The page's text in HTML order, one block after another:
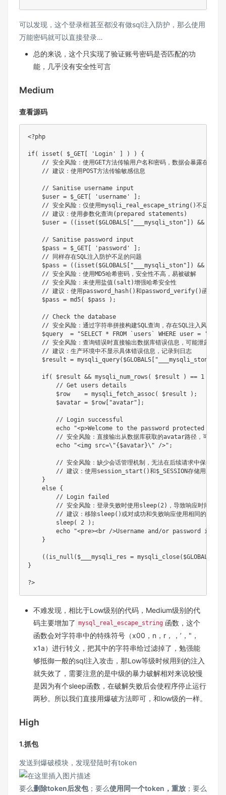
可以发现，这个登录框甚至都没有做sql注入防护，那么使用
万能密码就可以直接登录…
总的来说，这个只实现了验证账号密码是否匹配的功
能，几乎没有安全性可言
Medium
查看源码
<?php
if( isset ( $_GET [ 'Login' ] ) )
{
// 安全风险：使用GET方法传输用户名和密码，数据会暴露在URL
// 建议：使用POST方法传输敏感信息
// Sanitise username input
$user = $_GET [ 'username' ] ;
// 安全风险：仅使用mysqli_real_escape_string()不足以完全
// 建议：使用参数化查询(prepared statements)
$user = ( ( isset ( $GLOBALS [ "___mysqli_ston" ] ) &&
// Sanitise password input
$pass = $_GET [ 'password' ] ;
// 同样存在SQL注入防护不足的问题
$pass = ( ( isset ( $GLOBALS [ "___mysqli_ston" ] ) &&
// 安全风险：使用MD5哈希密码，安全性不高，易被破解
// 安全风险：未使用盐值(salt)增强哈希安全性
// 建议：使用password_hash()和password_verify()函数
$pass = md5( $pass ) ;
// Check the database
// 安全风险：通过字符串拼接构建SQL查询，存在SQL注入风险
$query
= "SELECT * FROM `users` WHERE user = '
// 安全风险：查询错误时直接输出数据库错误信息，可能泄露敏感
// 建议：生产环境中不显示具体错误信息，记录到日志
$result = mysqli_query( $GLOBALS [ "___mysqli_ston"
if( $result && mysqli_num_rows ( $result ) == 1
// Get users details
$row
= mysqli_fetch_assoc( $result ) ;
$avatar = $row [ "avatar" ] ;
// Login successful
echo
"<p>Welcome to the password protected area
// 安全风险：直接输出从数据库获取的avatar路径，可能存在
echo
"<img src=\"{$avatar}\" />" ;
// 安全风险：缺少会话管理机制，无法在后续请求中保持身份
// 建议：使用session_start()和$_SESSION存储用户认证
}
else {
// Login failed
// 安全风险：登录失败时使用sleep(2)，导致响应时间差异
// 建议：移除sleep()或对成功和失败响应使用相同的延迟处
sleep( 2 ) ;
echo
"<pre><br />Username and/or password
}
( ( is_null ( $___mysqli_res = mysqli_close( $GLOBALS
}
?>
不难发现，相比于Low级别的代码，Medium级别的代
码主要增加了 mysql_real_escape_string 函数，这个
函数会对字符串中的特殊符号（x00，n，r，，’，"，
x1a）进行转义，把其中的字符串给过滤掉了，勉强能
够抵御一般的sql注入攻击，那Low等级时候用到的注入
就失效了，需要注意的是中级的暴力破解相对来说较慢
是因为有个sleep函数，在破解失败后会使程序停止运行
两秒。所以我们直接用爆破方法即可，和low级的一样。
High
1.抓包
发送到爆破模块，发现登陆时有token
要么删除token后发包；要么使用同一个token，重放 ；要么